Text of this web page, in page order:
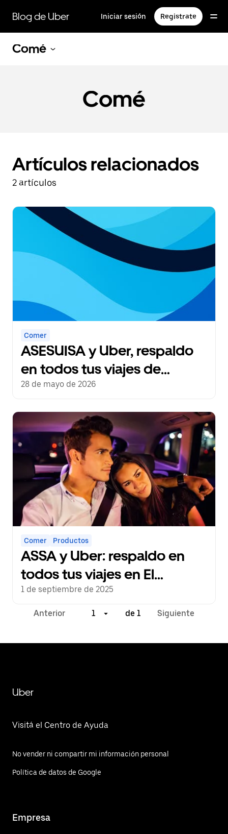
contenido
principal
Blog de Uber Iniciar sesión Registrate
Comé
Comé
Artículos relacionados
2 artículos
Comer
ASESUISA y Uber, respaldo
en todos tus viajes de
entrega
28 de mayo de 2026
Comer Productos
ASSA y Uber: respaldo en
todos tus viajes en El
Salvador
1 de septiembre de 2025
Anterior 1 de 1 Siguiente
Uber
Visitá el Centro de Ayuda
No vender ni compartir mi información personal
Política de datos de Google
Empresa